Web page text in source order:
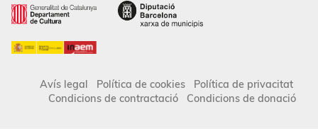
Avís legal Política de cookies
Política de privacitat
Condicions de contractació
Condicions de donació